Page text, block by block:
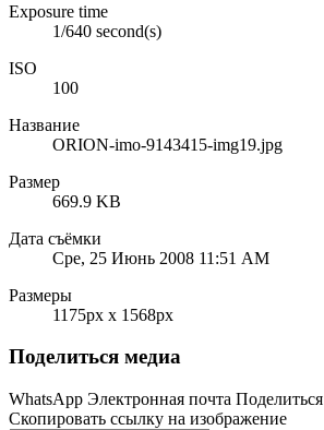
Exposure time
1/640 second(s)
ISO
100
Название
ORION-imo-9143415-img19.jpg
Размер
669.9 KB
Дата съёмки
Сре, 25 Июнь 2008 11:51 AM
Размеры
1175px x 1568px
Поделиться медиа
WhatsApp Электронная почта Поделиться
Скопировать ссылку на изображение